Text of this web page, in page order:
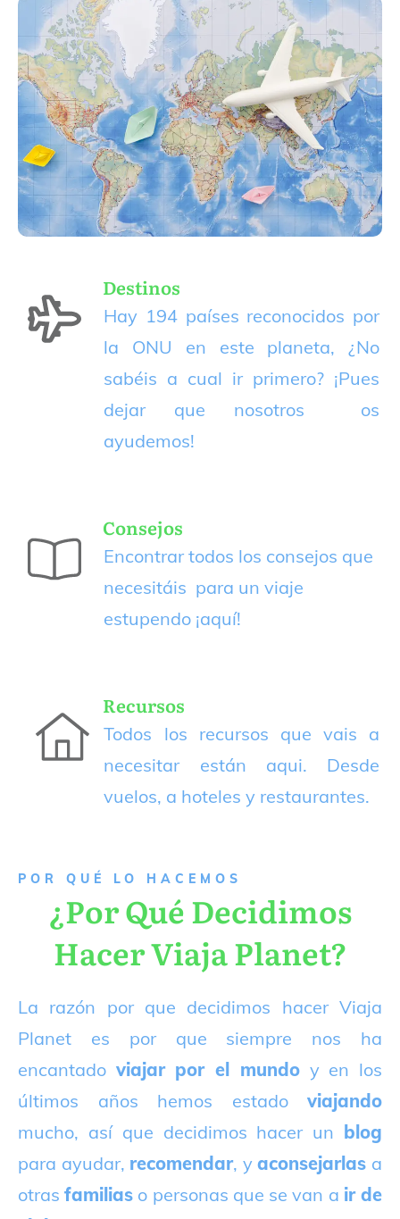
Destinos
Hay 194 países reconocidos por
la ONU en este planeta, ¿No
sabéis a cual ir primero? ¡Pues
dejar que nosotros os
ayudemos!
Consejos
Encontrar todos los consejos que
necesitáis para un viaje
estupendo ¡aquí!
Recursos
Todos los recursos que vais a
necesitar están aqui. Desde
vuelos, a hoteles y restaurantes.
P OR QUÉ LO HACEMOS
¿Por Qué Decidimos
Hacer Viaja Planet?
La razón por que decidimos hacer Viaja
Planet es por que siempre nos ha
encantado viajar por el mundoy en los
últimos años hemos estado viajando
mucho, así que decidimos hacer un blog
para ayudar, recomendar, yaconsejarlas a
otrasfamilias o personas que se van a ir de